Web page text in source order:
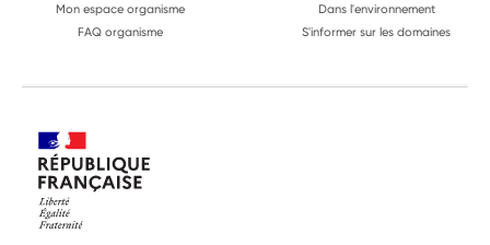
Mon espace organisme
FAQ organisme
Dans l'environnement
S'informer sur les domaines